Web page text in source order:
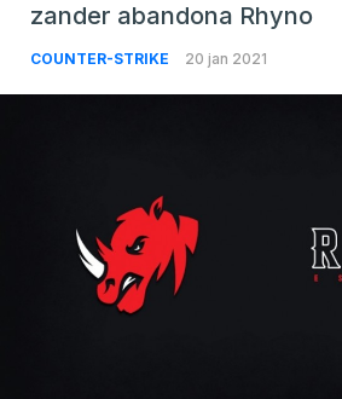
zander abandona Rhyno
COUNTER-STRIKE 20 jan 2021